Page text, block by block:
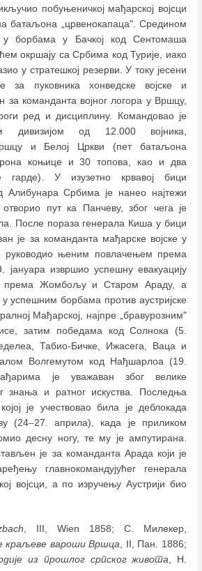
побуњеничкој мађарској војсци
батаљона „црвенокапаца". Средином
у борбама у Бачкој код Сентомаша
окршају са Србима код Турије, иако
у стратешкој резерви. У току јесени
за пуковника хонведске војске и
за команданта војног логора у Вршцу,
ред и дисциплину. Командовао је
дивизијом од 12.000 војника,
и Белој Цркви (пет батаљона
коњице и 30 топова, као и два
гарде). У изузетно крвавој бици
Алибунара Србима је нанео најтежи
пут ка Панчеву, због чега је
После пораза генерала Киша у бици
је за команданта мађарске војске у
руководио њеним повлачењем према
јануара извршио успешну евакуацију
према Жомбољу и Старом Араду, а
успешним борбама против аустријске
Мађарској, најпре „бравурозним"
затим победама код Солнока (5.
Табио-Бичке, Ижасега, Ваца и
Волгемутом код Нађшарлоа (19.
је уважаван због велике
знања и ратног искуства. Последња
је учествовао била је деблокада
(24–27. априла), када је приликом
десну ногу, те му је ампутирана.
је за команданта Арада који је
главнокомандујућег генерала
војсци, а по изручењу Аустрији био
, III, Wien 1858; С. Милекер,
краљеве вароши Вршца , II, Пан. 1886;
из прошлог српског живота , Н.